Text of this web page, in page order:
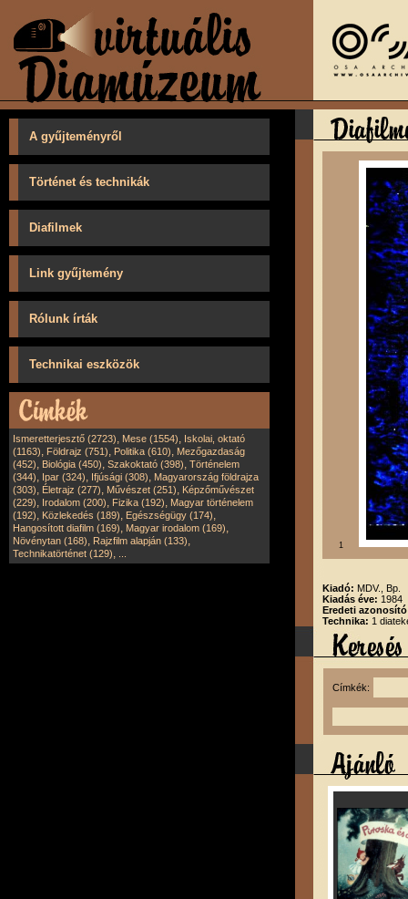
A gyűjteményről
Történet és technikák
Diafilmek
Link gyűjtemény
Rólunk írták
Technikai eszközök
Ismeretterjesztő (2723), Mese (1554), Iskolai, oktató
(1163), Földrajz (751), Politika (610), Mezőgazdaság
(452), Biológia (450), Szakoktató (398), Történelem
(344), Ipar (324), Ifjúsági (308), Magyarország földrajza
(303), Életrajz (277), Művészet (251), Képzőművészet
(229), Irodalom (200), Fizika (192), Magyar történelem
(192), Közlekedés (189), Egészségügy (174),
Hangosított diafilm (169), Magyar irodalom (169),
Növénytan (168), Rajzfilm alapján (133),
Technikatörténet (129),
1
Kiadó: MDV., Bp.
Kiadás éve: 1984
Eredeti
Technika: 1
Címkék: